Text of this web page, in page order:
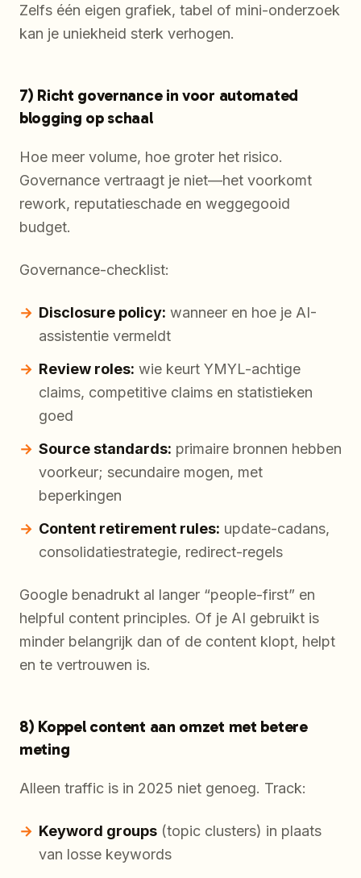
Zelfs één eigen grafiek, tabel of mini-onderzoek
kan je uniekheid sterk verhogen.
7) Richt governance in voor automated
blogging op schaal
Hoe meer volume, hoe groter het risico.
Governance vertraagt je niet—het voorkomt
rework, reputatieschade en weggegooid
budget.
Governance-checklist:
Disclosure policy: wanneer en hoe je AI-
assistentie vermeldt
Review roles: wie keurt YMYL-achtige
claims, competitive claims en statistieken
goed
Source standards: primaire bronnen hebben
voorkeur; secundaire mogen, met
beperkingen
Content retirement rules: update-cadans,
consolidatiestrategie, redirect-regels
Google benadrukt al langer “people-first” en
helpful content principles. Of je AI gebruikt is
minder belangrijk dan of de content klopt, helpt
en te vertrouwen is.
8) Koppel content aan omzet met betere
meting
Alleen traffic is in 2025 niet genoeg. Track:
Keyword groups (topic clusters) in plaats
van losse keywords